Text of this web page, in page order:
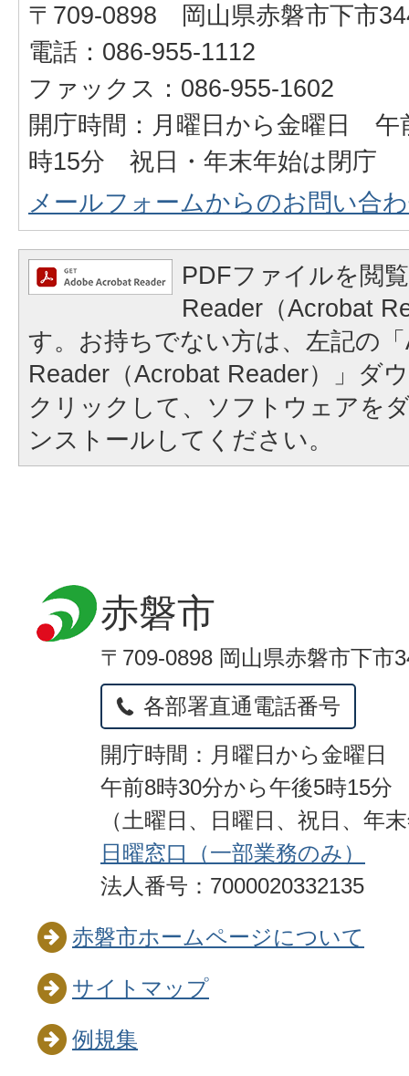
〒709-0898 岡山県赤磐市下市
電話：086-955-1112
ファックス：086-955-1602
開庁時間：月曜日から金曜日 午
時15分 祝日・年末年始は閉庁
メールフォームからのお問い合
PDFファイルを閲
Reader（Acrobat
す。お持ちでない方は、左記の
Reader（Acrobat Reader）」ダ
クリックして、ソフトウェアを
ンストールしてください。
赤磐市
〒709-0898 岡山県赤磐市下市
各部署直通電話番号
開庁時間：月曜日から金曜日
午前8時30分から午後5時15分
（土曜日、日曜日、祝日、年
日曜窓口（一部業務のみ）
法人番号：7000020332135
赤磐市ホームページについて
サイトマップ
例規集